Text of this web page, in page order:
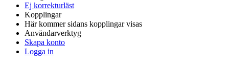
Ej korrekturläst
Kopplingar
Här kommer sidans kopplingar visas
Användarverktyg
Skapa konto
Logga in